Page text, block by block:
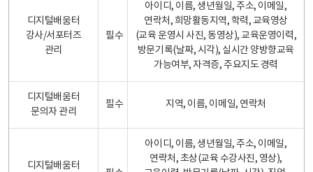
디지털배움터
강사/서포터즈
관리
필수
아이디, 이름, 생년월일, 주소, 이메일,
연락처, 희망활동지역, 학력, 교육영상
(교육 운영시 사진, 동영상), 교육운영이력,
방문기록(날짜, 시각), 실시간 양방향교육
가능여부, 자격증, 주요지도 경력
디지털배움터
문의자 관리
필수 지역, 이름, 이메일, 연락처
디지털배움터
아이디, 이름, 생년월일, 주소, 이메일,
연락처, 초상(교육 수강사진, 영상),